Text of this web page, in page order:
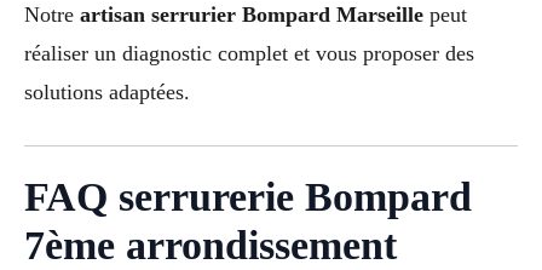
Notre artisan serrurier Bompard Marseille peut
réaliser un diagnostic complet et vous proposer des
solutions adaptées.
FAQ serrurerie Bompard
7ème arrondissement